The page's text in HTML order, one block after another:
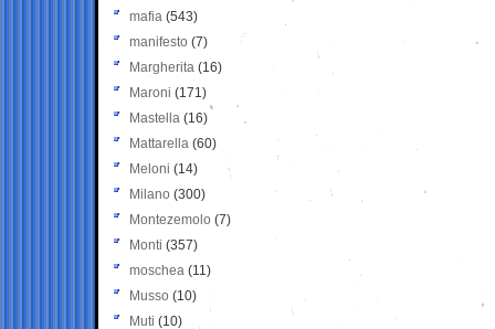
mafia (543)
manifesto (7)
Margherita (16)
Maroni (171)
Mastella (16)
Mattarella (60)
Meloni (14)
Milano (300)
Montezemolo (7)
Monti (357)
moschea (11)
Musso (10)
Muti (10)